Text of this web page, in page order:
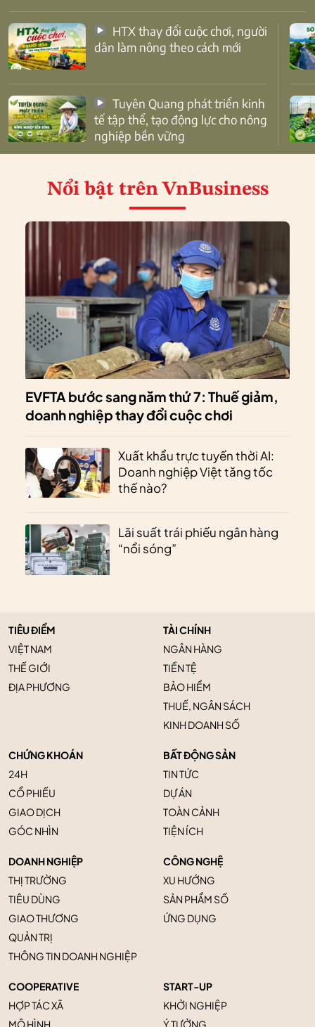
dân làm nông theo cách mới
tế tập thể, tạo động lực cho nông
nghiệp bền vững
Nổi bật trên VnBusiness
EVFTA bước sang năm thứ 7: Thuế giảm,
doanh nghiệp thay đổi cuộc chơi
Xuất khẩu trực tuyến thời AI:
Doanh nghiệp Việt tăng tốc
thế nào?
Lãi suất trái phiếu ngân hàng
“nổi sóng”
TIÊU ĐIỂM
VIỆT NAM
THẾ GIỚI
ĐỊA PHƯƠNG
TÀI CHÍNH
NGÂN HÀNG
TIỀN TỆ
BẢO HIỂM
THUẾ, NGÂN SÁCH
KINH DOANH SỐ
CHỨNG KHOÁN
24H
CỔ PHIẾU
GIAO DỊCH
GÓC NHÌN
BẤT ĐỘNG SẢN
TIN TỨC
DỰ ÁN
TOÀN CẢNH
TIỆN ÍCH
DOANH NGHIỆP
THỊ TRƯỜNG
TIÊU DÙNG
GIAO THƯƠNG
QUẢN TRỊ
THÔNG TIN DOANH NGHIỆP
CÔNG NGHỆ
XU HƯỚNG
SẢN PHẨM SỐ
ỨNG DỤNG
COOPERATIVE
HỢP TÁC XÃ
MÔ HÌNH
START-UP
KHỞI NGHIỆP
Ý TƯỞNG